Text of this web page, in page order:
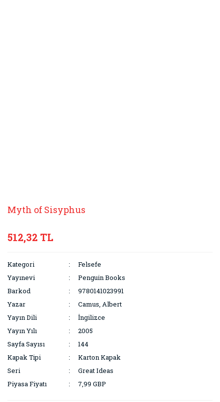
Myth of Sisyphus
512,32 TL
Kategori
Felsefe
Yayınevi
Penguin Books
Barkod
9780141023991
Yazar
Camus, Albert
Yayın Dili
İngilizce
Yayın Yılı
2005
Sayfa Sayısı
144
Kapak Tipi
Karton Kapak
Seri
Great Ideas
Piyasa Fiyatı
7,99 GBP